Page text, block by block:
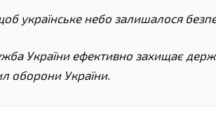
українське небо залишалося
України ефективно захищає
оборони України.